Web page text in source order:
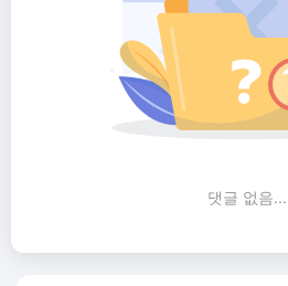
댓글 없음...